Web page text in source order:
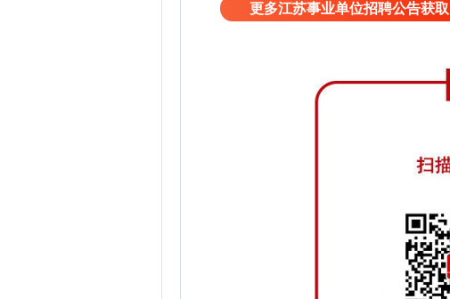
更多江苏事业单位招聘公告获取